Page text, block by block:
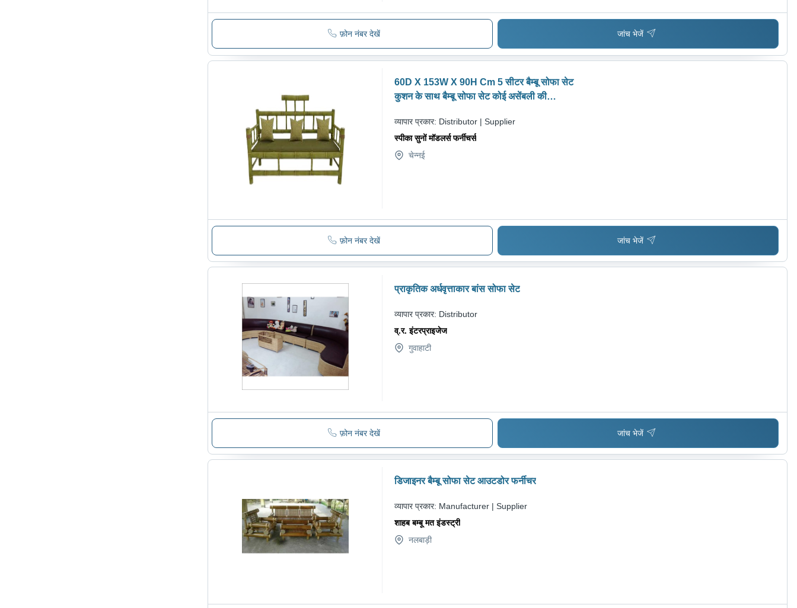
फ़ोन नंबर देखें जांच भेजें
60D X 153W X 90H Cm 5 सीटर बैम्बू सोफा सेट
कुशन के साथ बैम्बू सोफा सेट कोई असेंबली की
व्यापार प्रकार: Distributor | Supplier
स्पीका सुनों मॉडलर्स फर्नीचर्स
चेन्नई
फ़ोन नंबर देखें जांच भेजें
प्राकृतिक अर्धवृत्ताकार बांस सोफा सेट
व्यापार प्रकार: Distributor
व्.र. इंटरप्राइजेज
गुवाहाटी
फ़ोन नंबर देखें जांच भेजें
डिजाइनर बैम्बू सोफा सेट आउटडोर फर्नीचर
व्यापार प्रकार: Manufacturer | Supplier
शाहब बम्बू मत इंडस्ट्री
नलबाड़ी